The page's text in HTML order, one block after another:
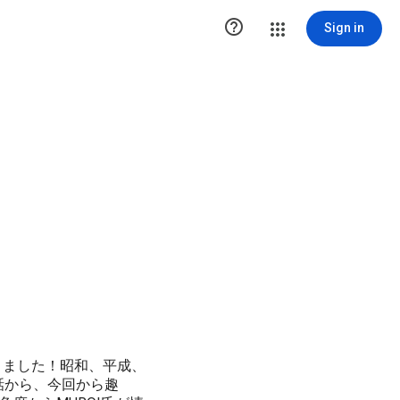
 Sign in
した！昭和、平成、
ら、今回から趣